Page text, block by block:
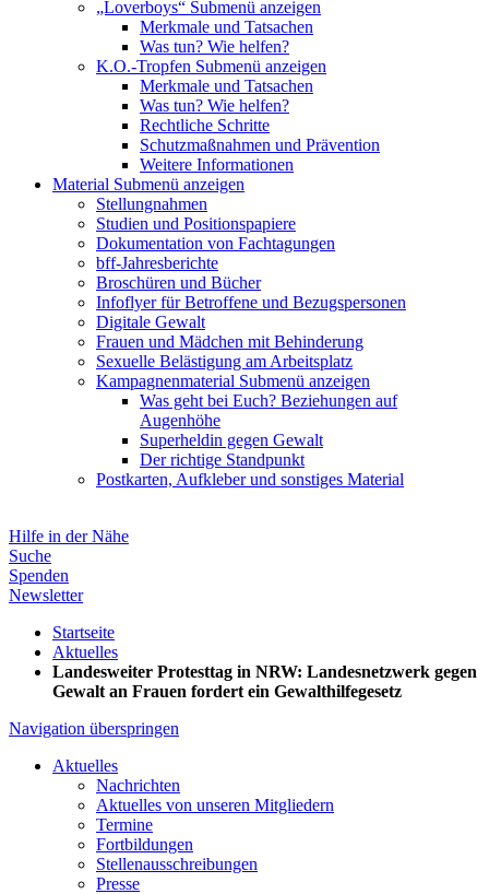
„Loverboys“ Submenü anzeigen
Merkmale und Tatsachen
Was tun? Wie helfen?
K.O.-Tropfen Submenü anzeigen
Merkmale und Tatsachen
Was tun? Wie helfen?
Rechtliche Schritte
Schutzmaßnahmen und Prävention
Weitere Informationen
Material Submenü anzeigen
Stellungnahmen
Studien und Positionspapiere
Dokumentation von Fachtagungen
bff-Jahresberichte
Broschüren und Bücher
Infoflyer für Betroffene und Bezugspersonen
Digitale Gewalt
Frauen und Mädchen mit Behinderung
Sexuelle Belästigung am Arbeitsplatz
Kampagnenmaterial Submenü anzeigen
Was geht bei Euch? Beziehungen auf
Augenhöhe
Superheldin gegen Gewalt
Der richtige Standpunkt
Postkarten, Aufkleber und sonstiges Material
Hilfe in der Nähe
Suche
Spenden
Newsletter
Startseite
Aktuelles
Landesweiter Protesttag in NRW: Landesnetzwerk gegen
Gewalt an Frauen fordert ein Gewalthilfegesetz
Navigation überspringen
Aktuelles
Nachrichten
Aktuelles von unseren Mitgliedern
Termine
Fortbildungen
Stellenausschreibungen
Presse